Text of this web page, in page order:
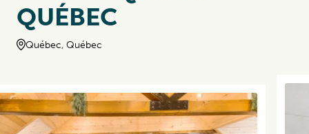
QUÉBEC
Québec, Québec